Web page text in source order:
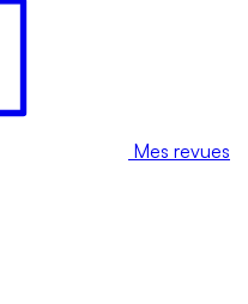
Mes revues